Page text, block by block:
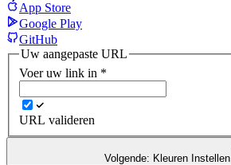
App Store
Google Play
GitHub
Uw aangepaste URL
Voer uw link in *
URL valideren
Volgende: Kleuren Instellen